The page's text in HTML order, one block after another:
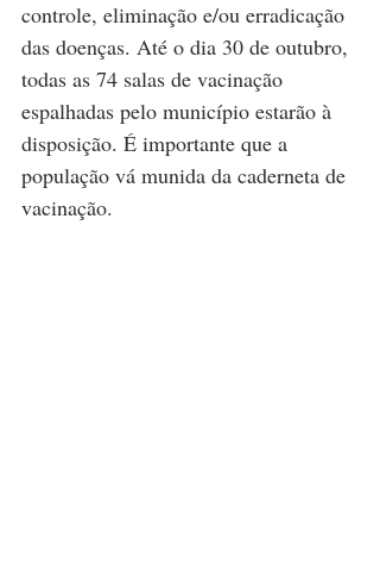
controle, eliminação e/ou erradicação
das doenças. Até o dia 30 de outubro,
todas as 74 salas de vacinação
espalhadas pelo município estarão à
disposição. É importante que a
população vá munida da caderneta de
vacinação.